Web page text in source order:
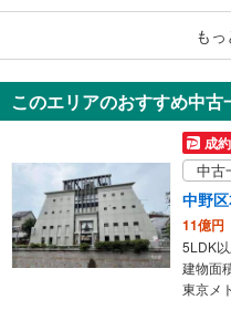
目黒
6,980
2SLDK
70.2m2
東京都
も
このエリアのおすすめ中古
成
中古
中野
11億円
5LDK
建物面
東京メ